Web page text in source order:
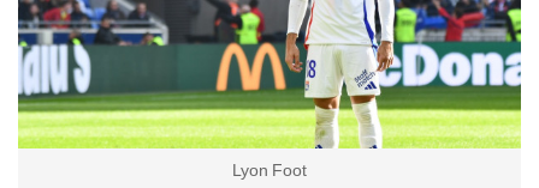
Lyon Foot